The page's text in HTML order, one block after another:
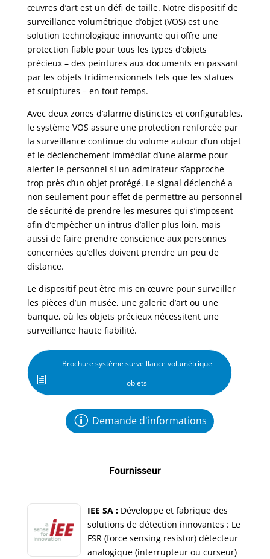
œuvres d’art est un défi de taille. Notre dispositif de
surveillance volumétrique d’objet (VOS) est une
solution technologique innovante qui offre une
protection fiable pour tous les types d’objets
précieux – des peintures aux documents en passant
par les objets tridimensionnels tels que les statues
et sculptures – en tout temps.
Avec deux zones d’alarme distinctes et configurables,
le système VOS assure une protection renforcée par
la surveillance continue du volume autour d’un objet
et le déclenchement immédiat d’une alarme pour
alerter le personnel si un admirateur s’approche
trop près d’un objet protégé. Le signal déclenché a
non seulement pour effet de permettre au personnel
de sécurité de prendre les mesures qui s’imposent
afin d’empêcher un intrus d’aller plus loin, mais
aussi de faire prendre conscience aux personnes
concernées qu’elles doivent prendre un peu de
distance.
Le dispositif peut être mis en œuvre pour surveiller
les pièces d’un musée, une galerie d’art ou une
banque, où les objets précieux nécessitent une
surveillance haute fiabilité.
Brochure système surveillance volumétrique
objets
Demande d'informations
Fournisseur
IEE SA : Développe et fabrique des
solutions de détection innovantes : Le
FSR (force sensing resistor) détecteur
analogique (interrupteur ou curseur)